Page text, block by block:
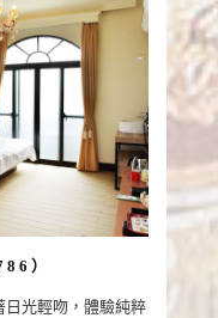
）
日光輕吻，體驗純粹